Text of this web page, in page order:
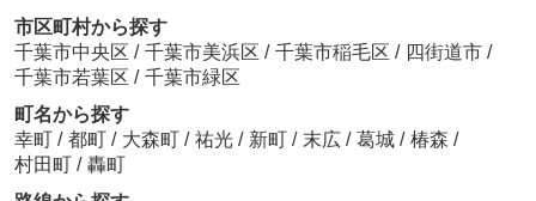
市区町村から探す
千葉市中央区 / 千葉市美浜区 / 千葉市稲毛区 / 四街道市 /
千葉市若葉区 / 千葉市緑区
町名から探す
幸町 / 都町 / 大森町 / 祐光 / 新町 / 末広 / 葛城 / 椿森 /
村田町 / 轟町